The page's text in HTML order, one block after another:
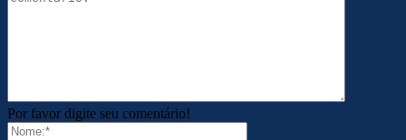
Por favor digite seu comentário!